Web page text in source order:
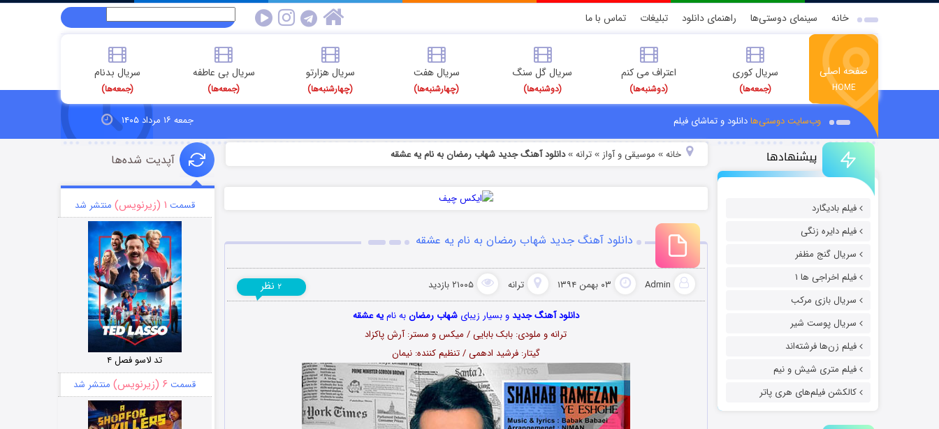
خانه سینمای دوستی‌ها راهنمای دانلود تبلیغات تماس با ما
صفحه اصلی
HOME
سریال کوری
(جمعه‌ها)
اعتراف می کنم
(دوشنبه‌ها)
سریال گل سنگ
(دوشنبه‌ها)
سریال هفت
(چهارشنبه‌ها)
سریال هزارتو
(چهارشنبه‌ها)
سریال بی عاطفه
(جمعه‌ها)
سریال بدنام
(جمعه‌ها)
وب‌سایت دوستی‌هادانلود و تماشای فیلم جمعه ۱۶ مرداد ۱۴۰۵
پیشنهادها
فیلم بادیگارد
فیلم دایره زنگی
سریال گنج مظفر
فیلم اخراجی ها ۱
سریال بازی مرکب
سریال پوست شیر
فیلم زن‌ها فرشته‌اند
فیلم متری شیش و نیم
کالکشن فیلم‌های هری پاتر
خانه» موسیقی و آواز » ترانه»دانلود آهنگ جدید شهاب رمضان به نام یه عشقه
دانلود آهنگ جدید شهاب رمضان به نام یه عشقه
Admin ۰۳ بهمن ۱۳۹۴ ترانه ۲۱۰۰۵ بازدید ۲ نظر
دانلود آهنگ جدیدو بسیار زیبایشهاب رمضانبه نامیه عشقه
ترانه و ملودی: بابک بابایی / میکس و مستر: آرش پاکزاد
گیتار: فرشید ادهمی / تنظیم کننده: نیمان
آپدیت شده‌ها
قسمت ۱ (زیرنویس) منتشر شد
تد لاسو فصل ۴
قسمت ۶ (زیرنویس) منتشر شد